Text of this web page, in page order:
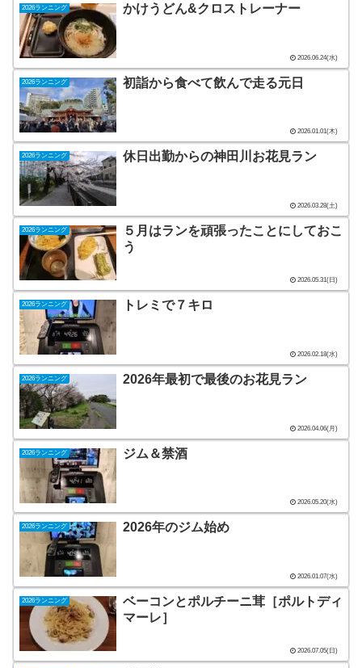
2026ランニング かけうどん&クロストレーナー
2026.06.24(水)
2026ランニング 初詣から食べて飲んで走る元日
2026.01.01(木)
2026ランニング 休日出勤からの神田川お花見ラン
2026.03.28(土)
2026ランニング
５月はランを頑張ったことにしておこ
う
2026.05.31(日)
2026ランニング トレミで７キロ
2026.02.18(水)
2026ランニング 2026年最初で最後のお花見ラン
2026.04.06(月)
2026ランニング ジム＆禁酒
2026.05.20(水)
2026ランニング 2026年のジム始め
2026.01.07(水)
2026ランニング
ベーコンとポルチーニ茸［ポルトディ
マーレ］
2026.07.05(日)